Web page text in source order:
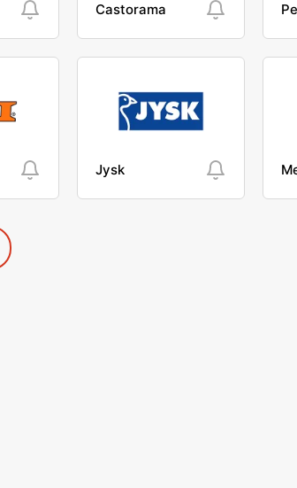
Castorama
Jysk